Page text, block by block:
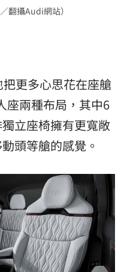
翻攝Audi網站）
更多心思花在座艙
座兩種布局，其中6
立座椅擁有更寬敞
頭等艙的感覺。